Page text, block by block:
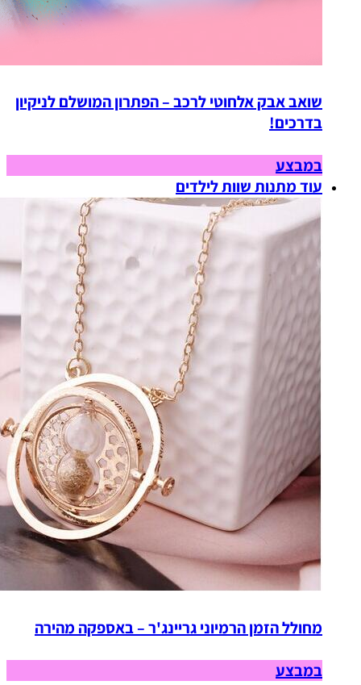
שואב אבק אלחוטי לרכב – הפתרון המושלם לניקיון
בדרכים!
במבצע
עוד מתנות שוות לילדים
מחולל הזמן הרמיוני גריינג'ר – באספקה מהירה
במבצע